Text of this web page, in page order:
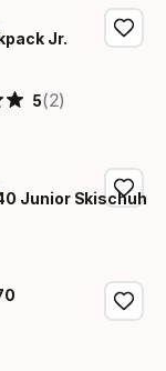
Jr.
5(2)
Junior Skischuh